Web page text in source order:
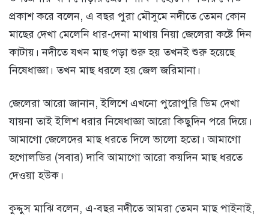
প্রকাশ করে বলেন, এ বছর পুরা মৌসুমে নদীতে তেমন কোন
মাছের দেখা মেলেনি ধার-দেনা মাথায় নিয়া জেলেরা কষ্টে দিন
কাটায়। নদীতে যখন মাছ পড়া শুরু হয় তখনই শুরু হয়েছে
নিষেধাজ্ঞা। তখন মাছ ধরলে হয় জেল জরিমানা।
জেলেরা আরো জানান, ইলিশে এখনো পুরোপুরি ডিম দেখা
যায়না তাই ইলিশ ধরার নিষেধাজ্ঞা আরো কিছুদিন পরে দিয়ে।
আমাগো জেলেদের মাছ ধরতে দিলে ভালো হতো। আমাগো
হগোলডির (সবার) দাবি আমাগো আরো কয়দিন মাছ ধরতে
দেওয়া হউক।
কুদ্দুস মাঝি বলেন, এ-বছর নদীতে আমরা তেমন মাছ পাইনাই,